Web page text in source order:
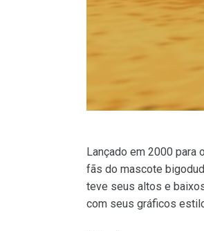
Lançado em 2000 para o
fãs do mascote
teve seus altos e
com seus gráficos